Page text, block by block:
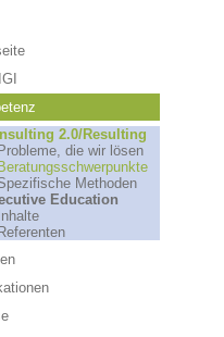
2.0/Resulting
Probleme, die wir lösen
Beratungsschwerpunkte
Methoden
Education
Inhalte
Referenten